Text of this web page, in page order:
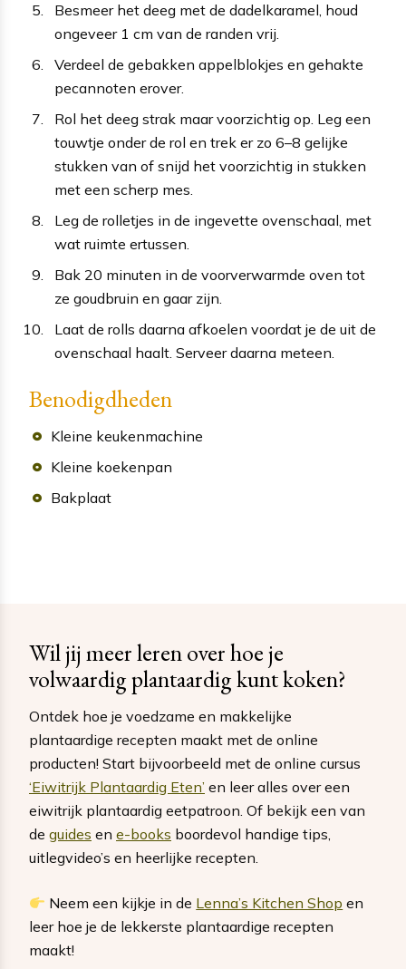
Besmeer het deeg met de dadelkaramel, houd
ongeveer 1 cm van de randen vrij.
Verdeel de gebakken appelblokjes en gehakte
pecannoten erover.
Rol het deeg strak maar voorzichtig op. Leg een
touwtje onder de rol en trek er zo 6–8 gelijke
stukken van of snijd het voorzichtig in stukken
met een scherp mes.
Leg de rolletjes in de ingevette ovenschaal, met
wat ruimte ertussen.
Bak 20 minuten in de voorverwarmde oven tot
ze goudbruin en gaar zijn.
Laat de rolls daarna afkoelen voordat je de uit de
ovenschaal haalt. Serveer daarna meteen.
Benodigdheden
Kleine keukenmachine
Kleine koekenpan
Bakplaat
Wil jij meer leren over hoe je
volwaardig plantaardig kunt koken?
Ontdek hoe je voedzame en makkelijke
plantaardige recepten maakt met de online
producten! Start bijvoorbeeld met de online cursus
‘Eiwitrijk Plantaardig Eten’ en leer alles over een
eiwitrijk plantaardig eetpatroon. Of bekijk een van
de guides en e-books boordevol handige tips,
uitlegvideo’s en heerlijke recepten.
Neem een kijkje in de Lenna’s Kitchen Shop en
leer hoe je de lekkerste plantaardige recepten
maakt!